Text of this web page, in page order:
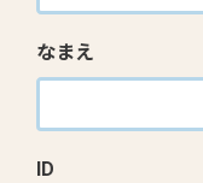
なまえ
ID